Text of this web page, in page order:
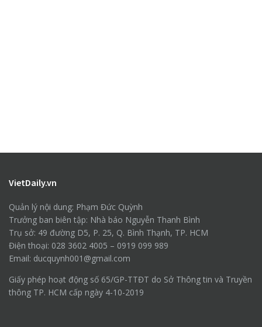
VietDaily.vn
Quản lý nội dung: Phạm Đức Quỳnh
Trưởng ban biên tập: Nhà báo Nguyễn Thanh Bình
Trụ sở: 49 đường D5, P. 25, Q. Bình Thạnh, TP. HCM
Điện thoại: 028 3602 4005 – 0919 099 989
Email: ducquynh001@gmail.com
Giấy phép hoạt động số 65/GP-TTĐT do Sở Thông tin và Truyền
thông TP. HCM cấp ngày 4-10-2019